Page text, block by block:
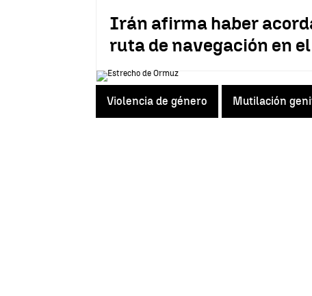
Irán afirma haber
ruta de navegación en
Violencia de género Mutilación